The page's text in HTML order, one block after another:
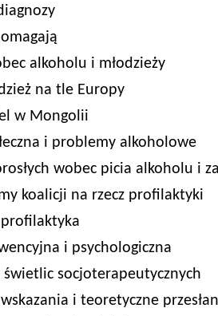
alkoholu i młodzieży
na tle Europy
w Mongolii
i problemy alkoholowe
wobec picia alkoholu i
koalicji na rzecz profilaktyki
i psychologiczna
świetlic socjoterapeutycznych
i teoretyczne